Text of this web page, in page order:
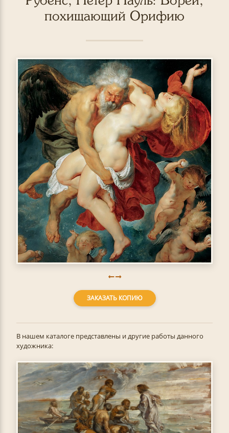
похищающий Орифию
ЗАКАЗАТЬ КОПИЮ
В нашем каталоге представлены и другие работы данного
художника: